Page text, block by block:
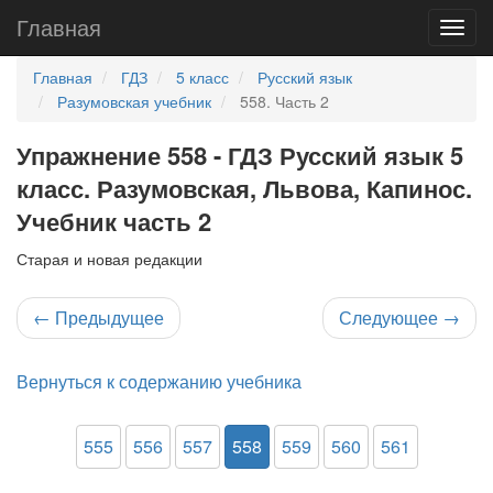
Главная
Главная ГДЗ 5 класс
Русский язык
Разумовская учебник
558. Часть 2
Упражнение 558 - ГДЗ Русский язык 5
класс. Разумовская, Львова, Капинос.
Учебник часть 2
Старая и новая редакции
← Предыдущее Следующее →
Вернуться к содержанию учебника
555 556 557 558 559 560 561